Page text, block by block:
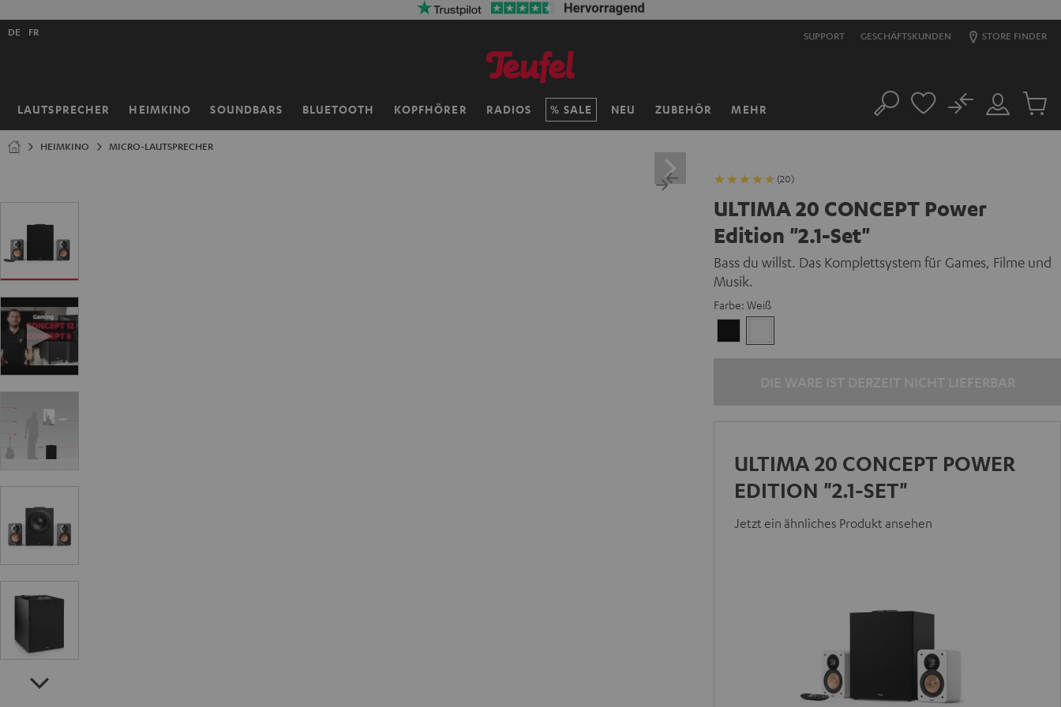
SUPPORT GESCHÄFTSKUNDEN STORE FINDER
LAUTSPRECHER HEIMKINO SOUNDBARS BLUETOOTH KOPFHÖRER RADIOS SALE NEU ZUBEHÖR MEHR
Shopsprache
DE FR
Startseite Suche
Mein
Konto
No
Artikel
HEIMKINO MICRO-LAUTSPRECHER
(20)
ULTIMA 20 CONCEPT Power
Edition "2.1-Set"
Bass du willst. Das Komplettsystem für Games, Filme und
Musik.
Farbe: Weiß
ULTIMA 20 CONCEPT POWER
EDITION "2.1-SET"
Jetzt ein ähnliches Produkt ansehen